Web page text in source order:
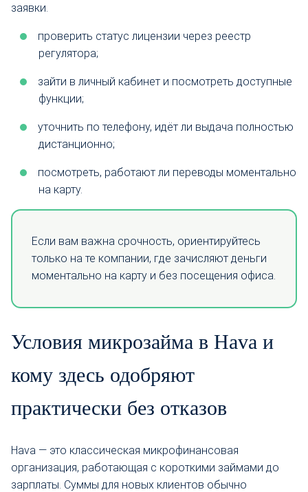
заявки.
проверить статус лицензии через реестр
регулятора;
зайти в личный кабинет и посмотреть доступные
функции;
уточнить по телефону, идёт ли выдача полностью
дистанционно;
посмотреть, работают ли переводы моментально
на карту.
Если вам важна срочность, ориентируйтесь
только на те компании, где зачисляют деньги
моментально на карту и без посещения офиса.
Условия микрозайма в Hava и
кому здесь одобряют
практически без отказов
Hava — это классическая микрофинансовая
организация, работающая с короткими займами до
зарплаты. Суммы для новых клиентов обычно